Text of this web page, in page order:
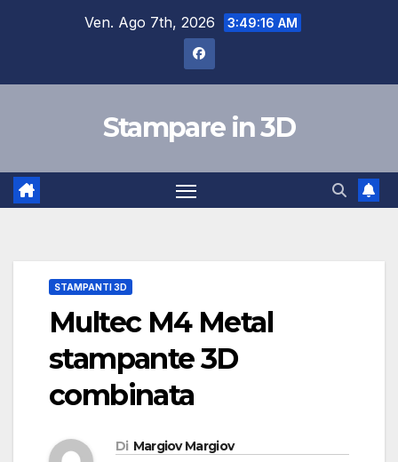
Ven. Ago 7th, 2026 3:49:17 AM
Stampare in 3D
STAMPANTI 3D
Multec M4 Metal
stampante 3D
combinata
Di Margiov Margiov